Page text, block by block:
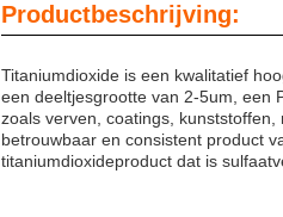
Productbeschrijving:
Titaniumdioxide is een kwalitatief
een deeltjesgrootte van 2-5um, een
zoals verven, coatings,
betrouwbaar en consistent product
titaniumdioxideproduct dat is